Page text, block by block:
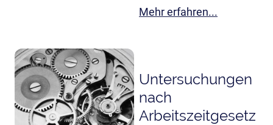
Mehr erfahren...
Untersuchungen
nach
Arbeitszeitgesetz